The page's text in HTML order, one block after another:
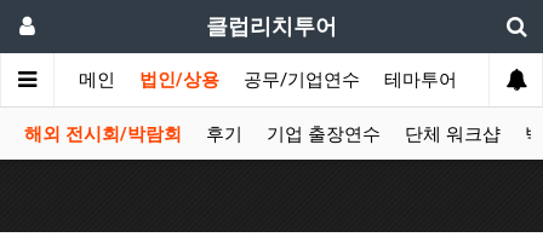
클럽리치투어
메인 법인/상용 공무/기업연수 테마투어 데이투
해외 전시회/박람회 후기 기업 출장연수 단체 워크샵